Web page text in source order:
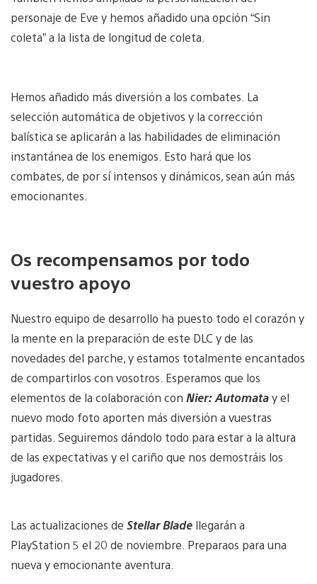
personaje de Eve y hemos añadido una opción “Sin
coleta” a la lista de longitud de coleta.
Hemos añadido más diversión a los combates. La
selección automática de objetivos y la corrección
balística se aplicarán a las habilidades de eliminación
instantánea de los enemigos. Esto hará que los
combates, de por sí intensos y dinámicos, sean aún más
emocionantes.
Os recompensamos por todo
vuestro apoyo
Nuestro equipo de desarrollo ha puesto todo el corazón y
la mente en la preparación de este DLC y de las
novedades del parche, y estamos totalmente encantados
de compartirlos con vosotros. Esperamos que los
elementos de la colaboración con Nier: Automatay el
nuevo modo foto aporten más diversión a vuestras
partidas. Seguiremos dándolo todo para estar a la altura
de las expectativas y el cariño que nos demostráis los
jugadores.
Las actualizaciones de Stellar Blade llegarán a
PlayStation 5 el 20 de noviembre. Preparaos para una
nueva y emocionante aventura.